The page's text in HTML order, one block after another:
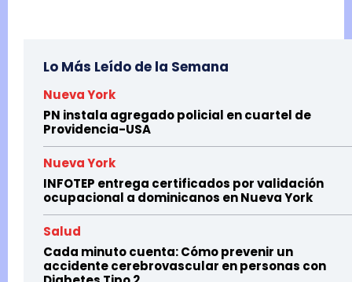
Lo Más Leído de la Semana
Nueva York
PN instala agregado policial en cuartel de
Providencia-USA
Nueva York
INFOTEP entrega certificados por validación
ocupacional a dominicanos en Nueva York
Salud
Cada minuto cuenta: Cómo prevenir un
accidente cerebrovascular en personas con